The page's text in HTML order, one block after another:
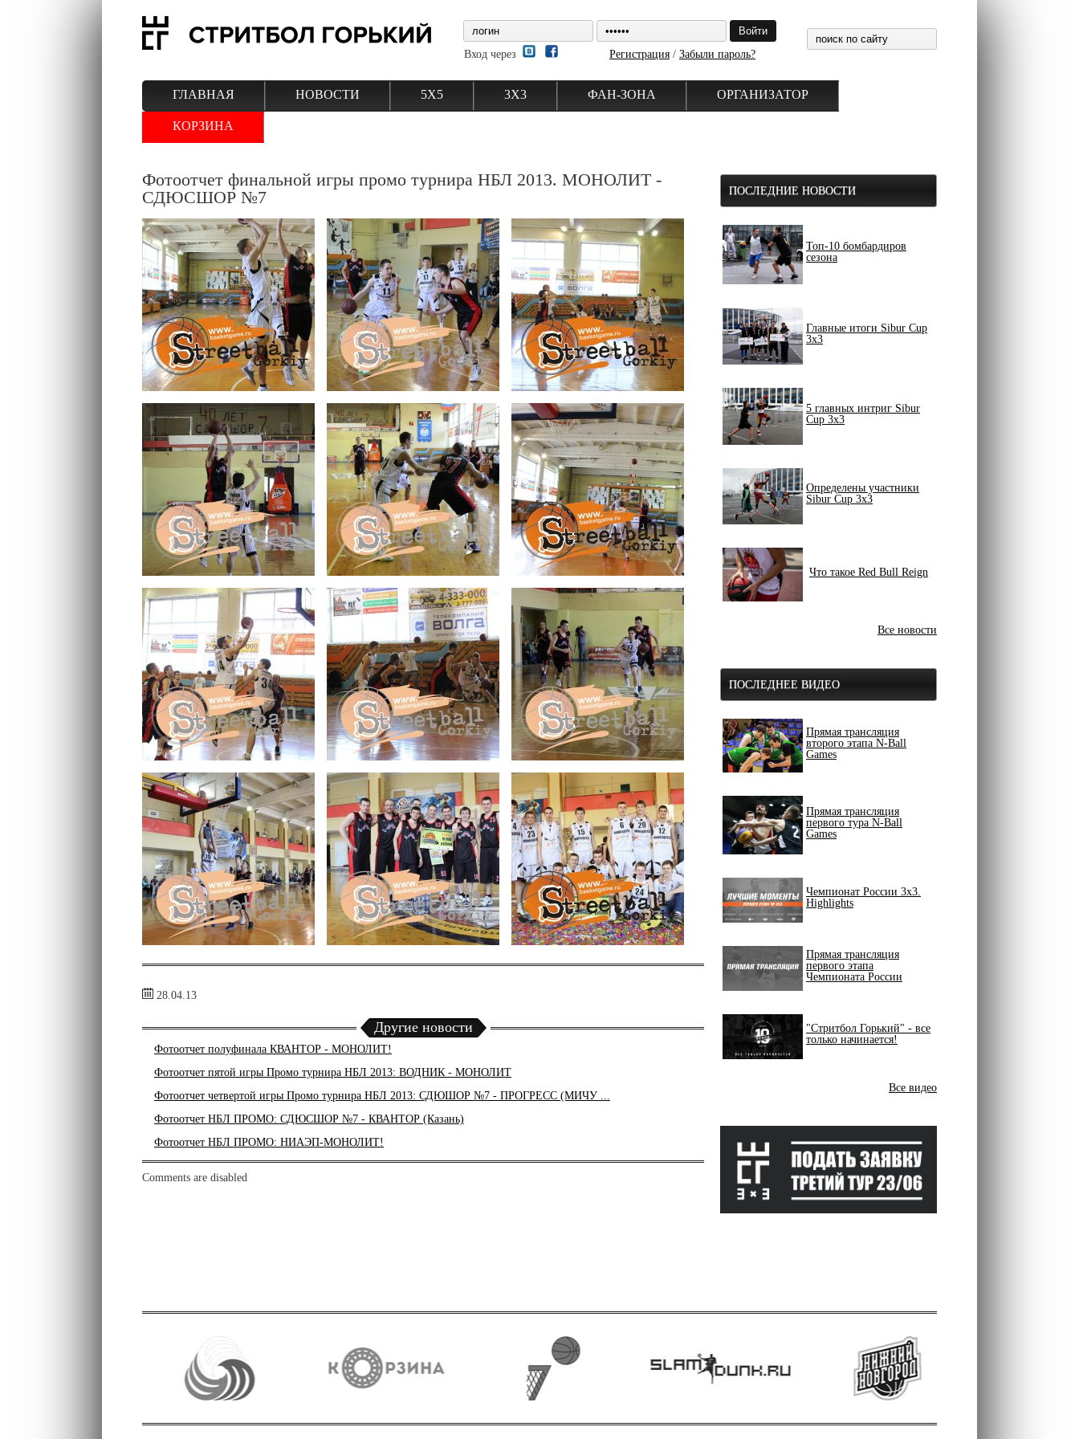
Вход через Регистрация / Забыли пароль?
ГЛАВНАЯ НОВОСТИ 5Х5 3Х3 ФАН-ЗОНА ОРГАНИЗАТОР
КОРЗИНА
Фотоотчет финальной игры промо турнира НБЛ 2013. МОНОЛИТ -
СДЮСШОР №7
28.04.13
Другие новости
Фотоотчет полуфинала КВАНТОР - МОНОЛИТ!
Фотоотчет пятой игры Промо турнира НБЛ 2013: ВОДНИК - МОНОЛИТ
Фотоотчет четвертой игры Промо турнира НБЛ 2013: СДЮШОР №7 - ПРОГРЕСС (МИЧУ ...
Фотоотчет НБЛ ПРОМО: СДЮСШОР №7 - КВАНТОР (Казань)
Фотоотчет НБЛ ПРОМО: НИАЭП-МОНОЛИТ!
Comments are disabled
ПОСЛЕДНИЕ НОВОСТИ
Топ-10 бомбардиров
сезона
Главные итоги Sibur Cup
3x3
5 главных интриг Sibur
Cup 3x3
Определены участники
Sibur Cup 3x3
Что такое Red Bull Reign
Все новости
ПОСЛЕДНЕЕ ВИДЕО
Прямая трансляция
второго этапа N-Ball
Games
Прямая трансляция
первого тура N-Ball
Games
Чемпионат России 3х3.
Highlights
Прямая трансляция
первого этапа
Чемпионата России
"Стритбол Горький" - все
только начинается!
Все видео